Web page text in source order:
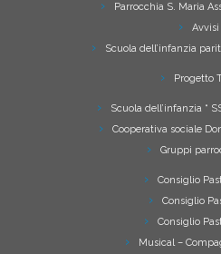
Parrocchia S. Maria
Avvisi
Scuola dell’infanzia
Progetto
Scuola dell’infanzia “
Cooperativa sociale
Gruppi
Consiglio
Consiglio
Consiglio
Musical –